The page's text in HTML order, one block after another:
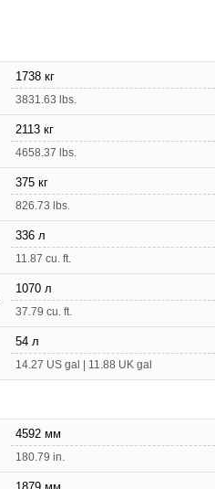
1738 кг
3831.63 lbs.
2113 кг
4658.37 lbs.
375 кг
826.73 lbs.
336 л
11.87 cu. ft.
1070 л
37.79 cu. ft.
54 л
14.27 US gal | 11.88 UK gal
4592 мм
180.79 in.